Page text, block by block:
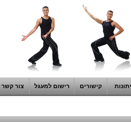
קישורים רישום למעגל צור קשר